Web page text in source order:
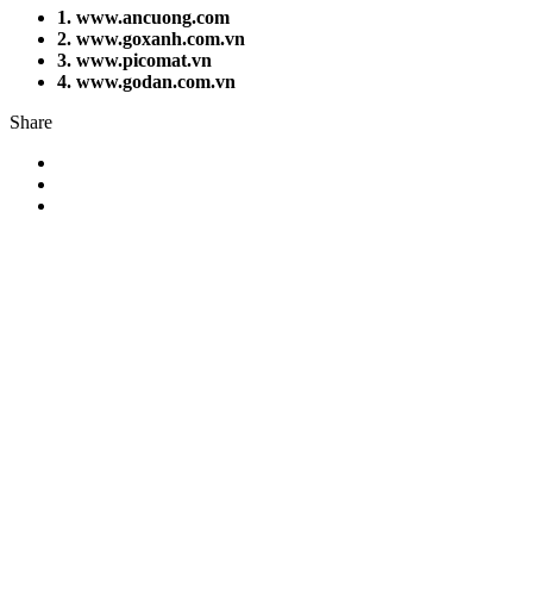
1. www.ancuong.com
2. www.goxanh.com.vn
3. www.picomat.vn
4. www.godan.com.vn
Share